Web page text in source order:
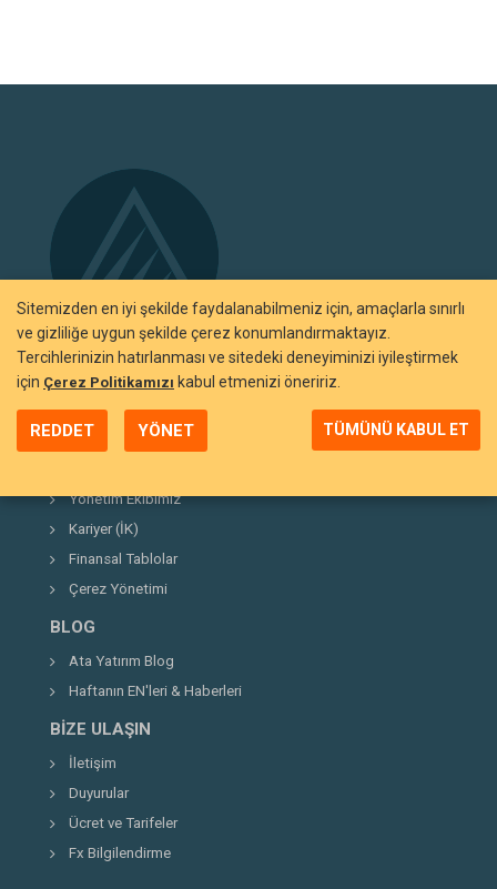
BIZI TANIYIN
Neden Ata Yatırım?
Şirket Hakkında
Yönetim Ekibimiz
Kariyer (İK)
Finansal Tablolar
Çerez Yönetimi
BLOG
Ata Yatırım Blog
Haftanın EN'leri & Haberleri
BIZE ULAŞIN
İletişim
Duyurular
Ücret ve Tarifeler
Fx Bilgilendirme
Sitemizden en iyi şekilde faydalanabilmeniz için, amaçlarla sınırlı
ve gizliliğe uygun şekilde çerez konumlandırmaktayız.
Tercihlerinizin hatırlanması ve sitedeki deneyiminizi iyileştirmek
için Çerez Politikamızı kabul etmenizi öneririz.
REDDET YÖNET TÜMÜNÜ KABUL ET